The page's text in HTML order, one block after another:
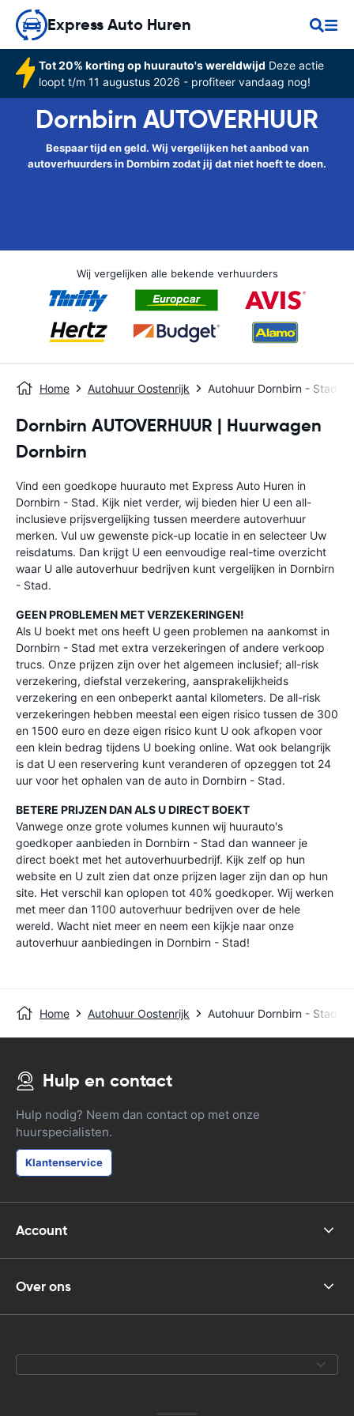
Express Auto Huren
Tot 20% korting op huurauto's wereldwijd Deze actie
loopt t/m 11 augustus 2026 - profiteer vandaag nog!
Dornbirn AUTOVERHUUR
Bespaar tijd en geld. Wij vergelijken het aanbod van
autoverhuurders in Dornbirn zodat jij dat niet hoeft te doen.
Wij vergelijken alle bekende verhuurders
Home Autohuur Oostenrijk Autohuur Dornbirn - Stad
Dornbirn AUTOVERHUUR | Huurwagen
Dornbirn
Vind een goedkope huurauto met Express Auto Huren in
Dornbirn - Stad. Kijk niet verder, wij bieden hier U een all-
inclusieve prijsvergelijking tussen meerdere autoverhuur
merken. Vul uw gewenste pick-up locatie in en selecteer Uw
reisdatums. Dan krijgt U een eenvoudige real-time overzicht
waar U alle autoverhuur bedrijven kunt vergelijken in Dornbirn
- Stad.
GEEN PROBLEMEN MET VERZEKERINGEN!
Als U boekt met ons heeft U geen problemen na aankomst in
Dornbirn - Stad met extra verzekeringen of andere verkoop
trucs. Onze prijzen zijn over het algemeen inclusief; all-risk
verzekering, diefstal verzekering, aansprakelijkheids
verzekering en een onbeperkt aantal kilometers. De all-risk
verzekeringen hebben meestal een eigen risico tussen de 300
en 1500 euro en deze eigen risico kunt U ook afkopen voor
een klein bedrag tijdens U boeking online. Wat ook belangrijk
is dat U een reservering kunt veranderen of opzeggen tot 24
uur voor het ophalen van de auto in Dornbirn - Stad.
BETERE PRIJZEN DAN ALS U DIRECT BOEKT
Vanwege onze grote volumes kunnen wij huurauto's
goedkoper aanbieden in Dornbirn - Stad dan wanneer je
direct boekt met het autoverhuurbedrijf. Kijk zelf op hun
website en U zult zien dat onze prijzen lager zijn dan op hun
site. Het verschil kan oplopen tot 40% goedkoper. Wij werken
met meer dan 1100 autoverhuur bedrijven over de hele
wereld. Wacht niet meer en neem een kijkje naar onze
autoverhuur aanbiedingen in Dornbirn - Stad!
Home Autohuur Oostenrijk Autohuur Dornbirn - Stad
Hulp en contact
Hulp nodig? Neem dan contact op met onze
huurspecialisten.
Klantenservice
Account
Over ons